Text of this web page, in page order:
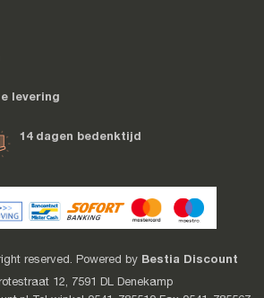
levering
14 dagen bedenktijd
reserved. Powered by Bestia Discount
12, 7591 DL Denekamp